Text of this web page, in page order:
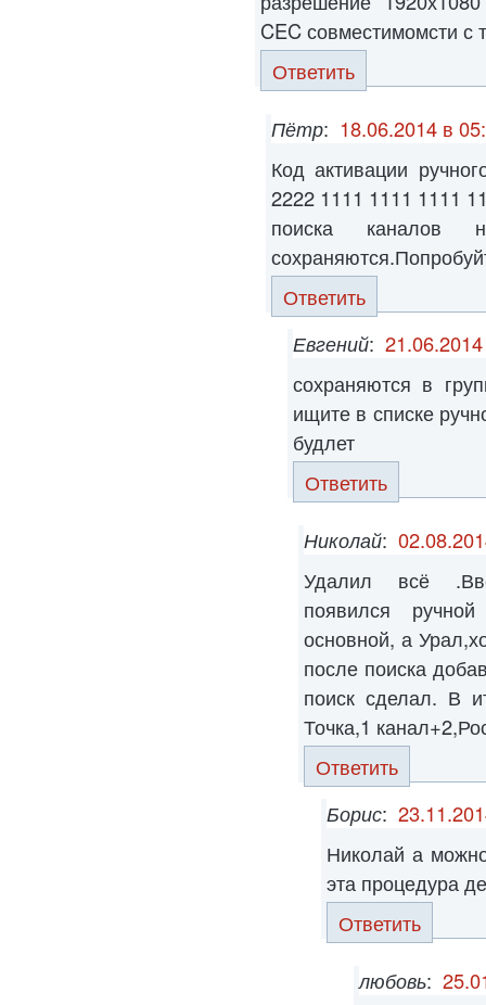
CEC совместимомсти с
Ответить
Пётр: 18.06.2014 в
Код активации
2222 1111 1111 1111
поиска
Ответить
Евгений:
сохраняются в
ищите в списке
будлет
Ответить
Николай:
Удалил всё
появился
основной, а
после поиска
поиск сделал. В
Точка,1
Ответить
Борис:
Николай а
эта процедура
Ответить
любовь: